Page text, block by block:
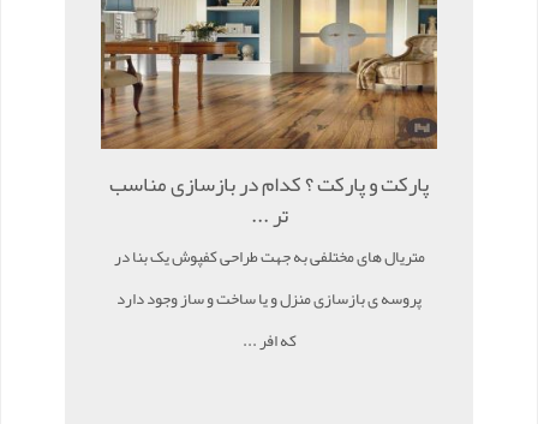
پارکت و پارکت ؟ کدام در بازسازی مناسب
تر ...
متریال های مختلفی به جهت طراحی کفپوش یک بنا در
پروسه ی بازسازی منزل و یا ساخت و ساز وجود دارد
که افر ...